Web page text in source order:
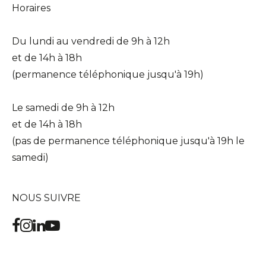
Horaires
Du lundi au vendredi de 9h à 12h
et de 14h à 18h
(permanence téléphonique jusqu'à 19h)
Le samedi de 9h à 12h
et de 14h à 18h
(pas de permanence téléphonique jusqu'à 19h le
samedi)
NOUS SUIVRE